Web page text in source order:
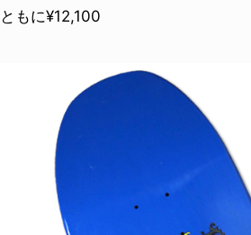
ともに¥12,100